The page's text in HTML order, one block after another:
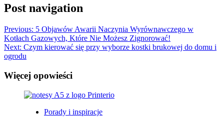
Post navigation
Previous: 5 Objawów Awarii Naczynia Wyrównawczego w
Kotłach Gazowych, Które Nie Możesz Zignorować!
Next: Czym kierować się przy wyborze kostki brukowej do domu i
ogrodu
Więcej opowieści
Porady i inspiracje